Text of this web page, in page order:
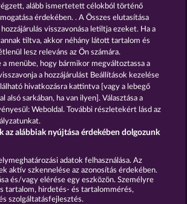
SNEGUROCHKA
Részvételi feltételek
tájékoztató Impresszum
GYIK
alább ismertetett célokból történő
érdekében. . A Összes elutasítása
visszavonása letiltja ezeket. Ha a
tiltva, akkor néhány látott tartalom és
lesz releváns az Ön számára.
menübe, hogy bármikor megváltoztassa a
a hozzájárulást Beállítások kezelése
hivatkozásra kattintva [vagy a lebegő
alsó sarkában, ha van ilyen]. Választása a
Weboldal. További részletekért lásd az
az alábbiak nyújtása érdekében dolgozunk
adatok felhasználása. Az
aktív szkennelése az azonosítás érdekében.
és/vagy elérése egy eszközön. Személyre
tartalom, hirdetés- és tartalommérés,
szolgáltatásfejlesztés.